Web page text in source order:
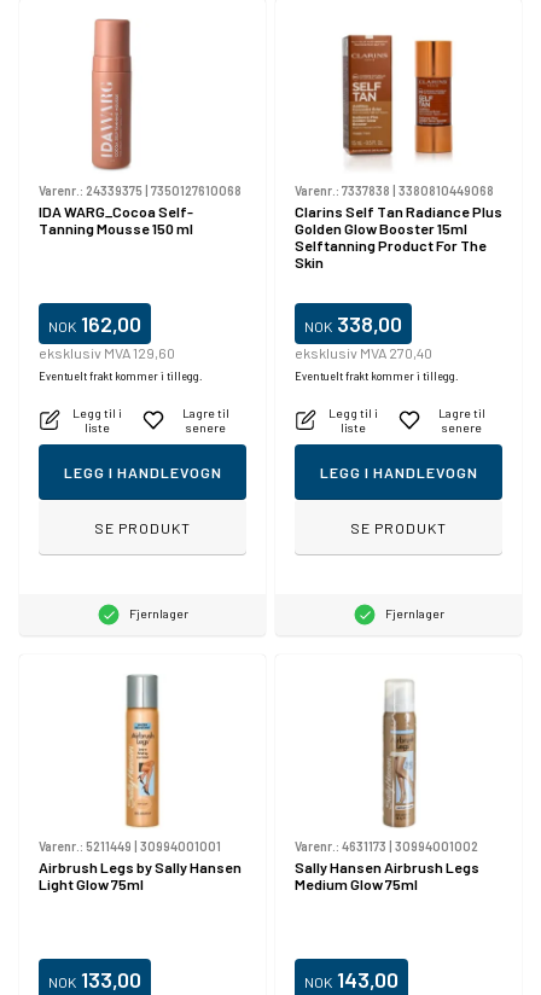
Varenr.: 24339375| 7350127610068
IDA WARG_Cocoa Self-
Tanning Mousse 150 ml
NOK 162,00
eksklusiv MVA 129,60
Eventuelt frakt kommer i tillegg.
Legg til i
liste
Lagre til
senere
LEGG I HANDLEVOGN
SE PRODUKT
Fjernlager
Varenr.: 7337838 | 3380810449068
Clarins Self Tan Radiance Plus
Golden Glow Booster 15ml
Selftanning Product For The
Skin
NOK 338,00
eksklusiv MVA 270,40
Eventuelt frakt kommer i tillegg.
Legg til i
liste
Lagre til
senere
LEGG I HANDLEVOGN
SE PRODUKT
Fjernlager
Varenr.: 5211449 | 30994001001
Airbrush Legs by Sally Hansen
Light Glow 75ml
NOK 133,00
Varenr.: 4631173 | 30994001002
Sally Hansen Airbrush Legs
Medium Glow 75ml
NOK 143,00